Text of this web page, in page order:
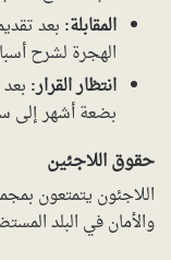
المقابلة: بعد
الهجرة لشرح
انتظار القرار:
بضعة أشهر إلى
حقوق اللاجئين
اللاجئون يتمتعون
والأمان في البلد